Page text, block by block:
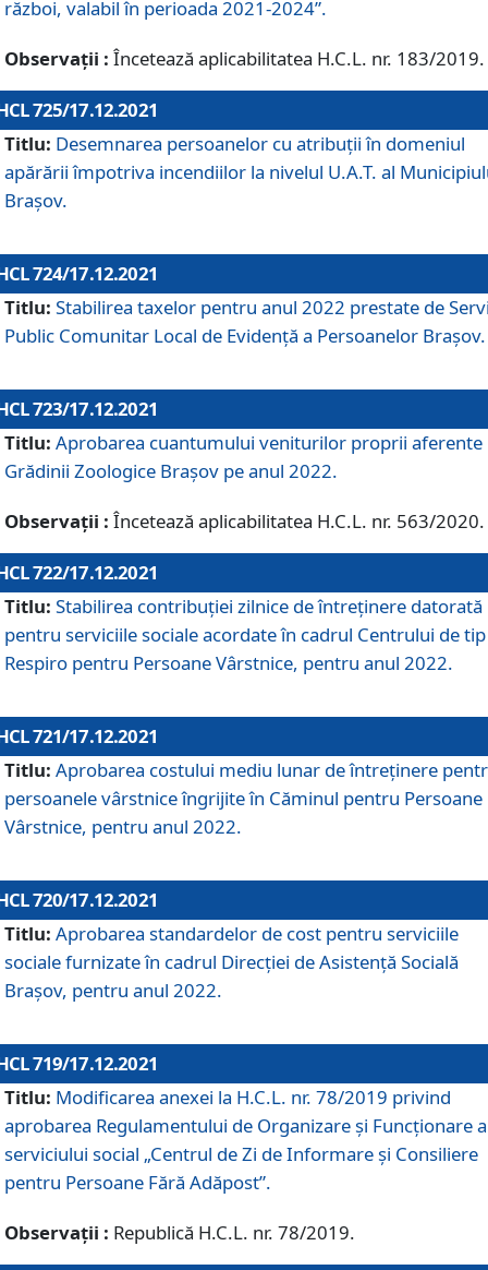
război, valabil în perioada 2021-2024”.
Observații : Încetează aplicabilitatea H.C.L. nr. 183/2019.
725/17.12.2021
Titlu: Desemnarea persoanelor cu atribuții în domeniul
apărării împotriva incendiilor la nivelul U.A.T. al
Brașov.
724/17.12.2021
Titlu: Stabilirea taxelor pentru anul 2022 prestate de
Public Comunitar Local de Evidență a Persoanelor Braşov.
723/17.12.2021
Titlu: Aprobarea cuantumului veniturilor proprii aferente
Grădinii Zoologice Braşov pe anul 2022.
Observații : Încetează aplicabilitatea H.C.L. nr. 563/2020.
722/17.12.2021
Titlu: Stabilirea contribuţiei zilnice de întreținere datorată
pentru serviciile sociale acordate în cadrul Centrului de tip
Respiro pentru Persoane Vârstnice, pentru anul 2022.
721/17.12.2021
Titlu: Aprobarea costului mediu lunar de întreţinere
persoanele vârstnice îngrijite în Căminul pentru Persoane
Vârstnice, pentru anul 2022.
720/17.12.2021
Titlu: Aprobarea standardelor de cost pentru serviciile
sociale furnizate în cadrul Direcției de Asistență Socială
Brașov, pentru anul 2022.
719/17.12.2021
Titlu: Modificarea anexei la H.C.L. nr. 78/2019 privind
aprobarea Regulamentului de Organizare și Funcționare
serviciului social „Centrul de Zi de Informare şi Consiliere
pentru Persoane Fără Adăpost”.
Observații : Republică H.C.L. nr. 78/2019.